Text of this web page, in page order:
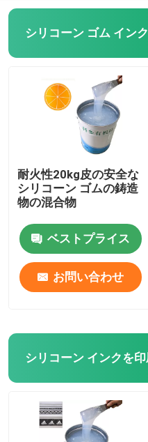
シリコーン ゴム インク
耐火性20kg皮の安全な
シリコーン ゴムの鋳造
物の混合物
ベストプライス
お問い合わせ